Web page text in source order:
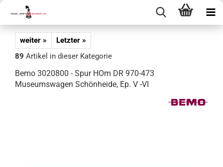
weiter »
Letzter »
89 Artikel in dieser Kategorie
Bemo 3020800 - Spur HOm DR 970-473
Museumswagen Schönheide, Ep. V -VI